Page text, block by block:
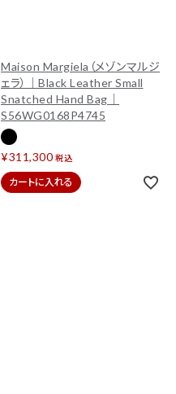
Maison Margiela（メゾンマルジ
ェラ）｜Black Leather Small
Snatched Hand Bag｜
S56WG0168P4745
¥311,300 税込
カートに入れる